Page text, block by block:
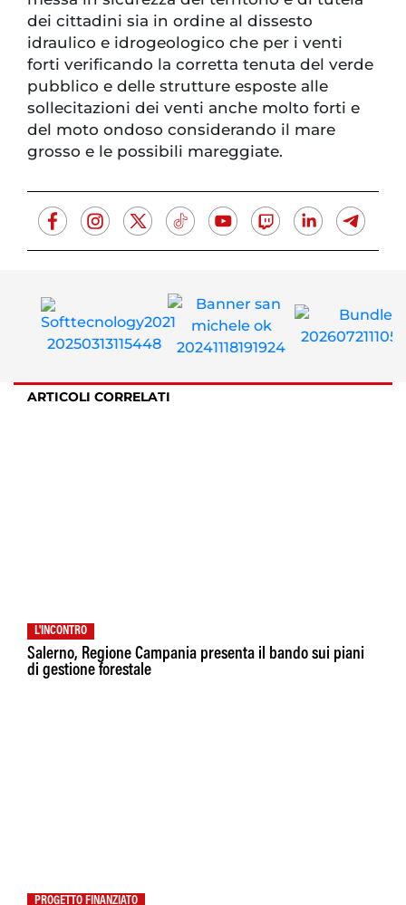
dei cittadini sia in ordine al dissesto
idraulico e idrogeologico che per i venti
forti verificando la corretta tenuta del verde
pubblico e delle strutture esposte alle
sollecitazioni dei venti anche molto forti e
del moto ondoso considerando il mare
grosso e le possibili mareggiate.
ARTICOLI CORRELATI
L'INCONTRO
Salerno, Regione Campania presenta il bando sui piani
di gestione forestale
PROGETTO FINANZIATO